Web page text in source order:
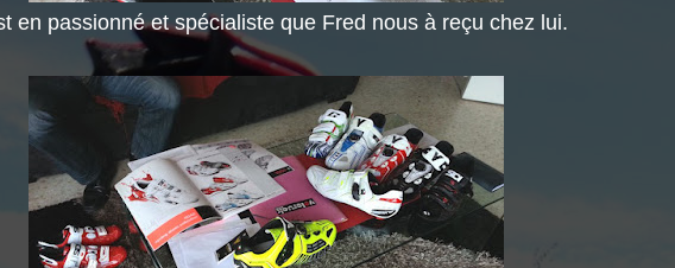
en passionné et spécialiste que Fred nous à reçu chez lui.